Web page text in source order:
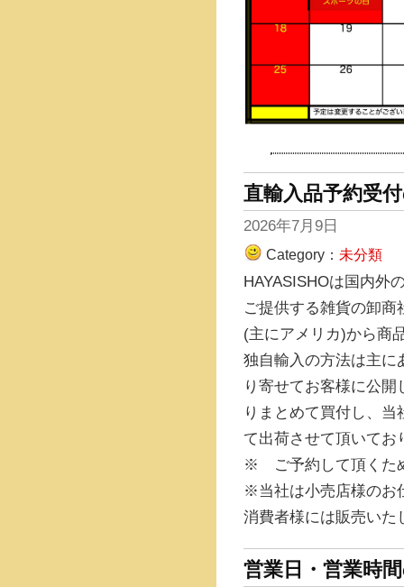
直輸入品予約受
2026年7月9日
Category： 未分類
HAYASISHOは国内外
ご提供する雑貨の卸
(主にアメリカ)から商
独自輸入の方法は主に
り寄せてお客様に公
りまとめて買付し、
て出荷させて頂いてお
※ ご予約して頂くた
※当社は小売店様のお
消費者様には販売いた
営業日・営業時